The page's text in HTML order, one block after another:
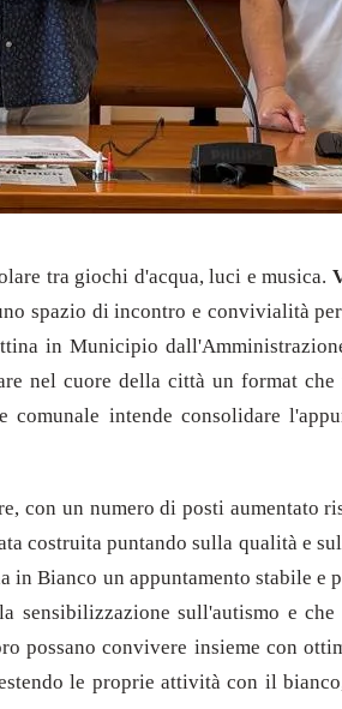
tra giochi d'acqua, luci e musica.
spazio di incontro e convivialità
in Municipio
nel cuore della città un format
intende consolidare
con un numero di posti aumentato
costruita puntando sulla qualità e
Bianco un appuntamento stabile
sull'autismo e
possano convivere insieme con
le proprie attività con il